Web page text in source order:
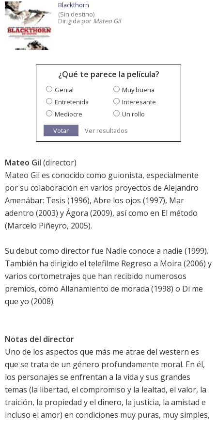
Blackthorn
(Sin destino)
Dirigida por Mateo Gil
¿Qué te parece la película?
Genial
Muy buena
Entretenida
Interesante
Mediocre
Un rollo
Votar
Ver resultados
Mateo Gil (director)
Mateo Gil es conocido como guionista, especialmente
por su colaboración en varios proyectos de Alejandro
Amenábar: Tesis (1996), Abre los ojos (1997), Mar
adentro (2003) y Ágora (2009), así como en El método
(Marcelo Piñeyro, 2005).
Su debut como director fue Nadie conoce a nadie (1999).
También ha dirigido el telefilme Regreso a Moira (2006) y
varios cortometrajes que han recibido numerosos
premios, como Allanamiento de morada (1998) o Di me
que yo (2008).
Notas del director
Uno de los aspectos que más me atrae del western es
que se trata de un género profundamente moral. En él,
los personajes se enfrentan a la vida y sus grandes
temas (la libertad, el compromiso y la lealtad, el valor, la
traición, la propiedad y el dinero, la justicia, la amistad e
incluso el amor) en condiciones muy puras, muy simples,